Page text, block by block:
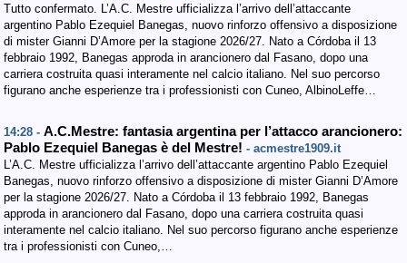
Tutto confermato. L’A.C. Mestre ufficializza l’arrivo dell’attaccante
argentino Pablo Ezequiel Banegas, nuovo rinforzo offensivo a disposizione
di mister Gianni D’Amore per la stagione 2026/27. Nato a Córdoba il 13
febbraio 1992, Banegas approda in arancionero dal Fasano, dopo una
carriera costruita quasi interamente nel calcio italiano. Nel suo percorso
figurano anche esperienze tra i professionisti con Cuneo, AlbinoLeffe…
14:28 - A.C.Mestre: fantasia argentina per l’attacco arancionero:
Pablo Ezequiel Banegas è del Mestre! - acmestre1909.it
L’A.C. Mestre ufficializza l’arrivo dell’attaccante argentino Pablo Ezequiel
Banegas, nuovo rinforzo offensivo a disposizione di mister Gianni D’Amore
per la stagione 2026/27. Nato a Córdoba il 13 febbraio 1992, Banegas
approda in arancionero dal Fasano, dopo una carriera costruita quasi
interamente nel calcio italiano. Nel suo percorso figurano anche esperienze
tra i professionisti con Cuneo,…